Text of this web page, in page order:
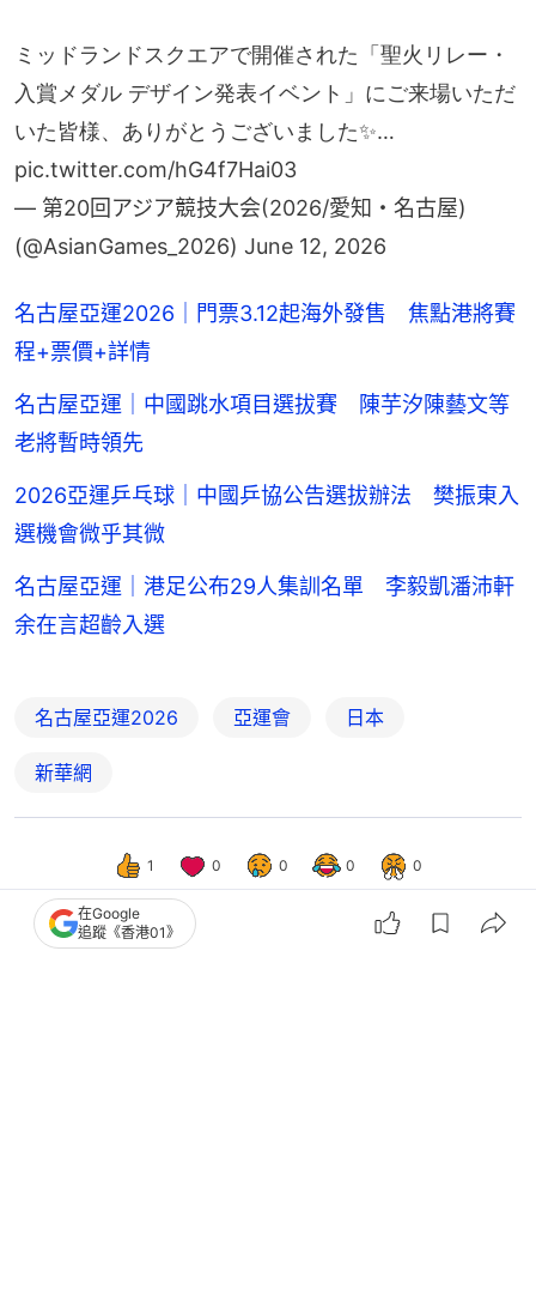
ミッドランドスクエアで開催された「聖火リレー・
入賞メダル デザイン発表イベント」にご来場いただ
いた皆様、ありがとうございました✨…
pic.twitter.com/hG4f7Hai03
— 第20回アジア競技大会(2026/愛知・名古屋)
(@AsianGames_2026) June 12, 2026
名古屋亞運2026｜門票3.12起海外發售 焦點港將賽
程+票價+詳情
名古屋亞運｜中國跳水項目選拔賽 陳芋汐陳藝文等
老將暫時領先
2026亞運乒乓球｜中國乒協公告選拔辦法 樊振東入
選機會微乎其微
名古屋亞運｜港足公布29人集訓名單 李毅凱潘沛軒
余在言超齡入選
名古屋亞運2026 亞運會 日本
新華網
1 0 0 0 0
在Google
追蹤《香港01》